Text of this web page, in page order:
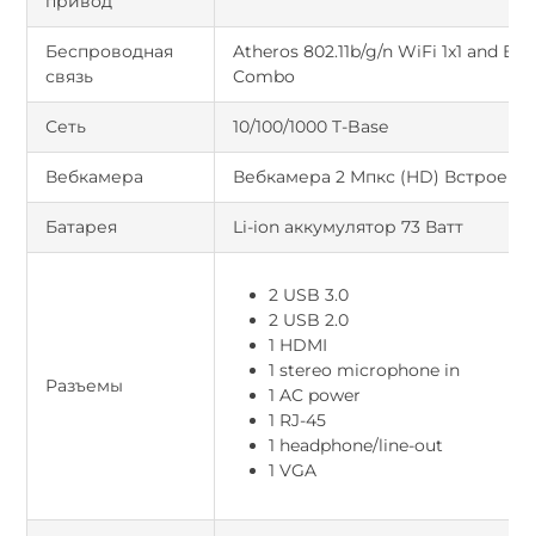
Беспроводная
связь
Atheros 802.11b/g/n WiFi 1x1 and
Combo
Сеть 10/100/1000 T-Base
Вебкамера Вебкамера 2 Мпкс (HD)
Батарея Li-ion аккумулятор 73 Ватт
Разъемы
2 USB 3.0
2 USB 2.0
1 HDMI
1 stereo microphone in
1 AC power
1 RJ-45
1 headphone/line-out
1 VGA